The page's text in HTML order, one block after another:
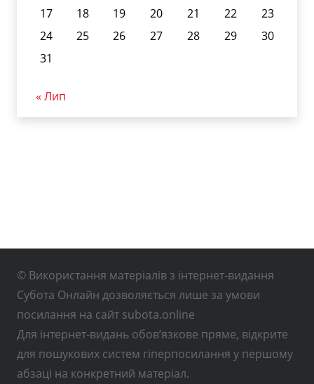
17
18 19 20 21 22
23
24
25 26 27 28 29
30
31
« Лип
© Використання матеріалів з інтернет-видання
Субота Онлайн дозволяється лише за умови
посилання на сайт subota.online
Для інтернет-видань обов’язкове пряме, відкрите
для пошукових систем гіперпосилання у першому
абзаці на конкретний матеріал.